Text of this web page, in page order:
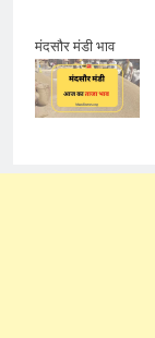
मंदसौर मंडी भाव